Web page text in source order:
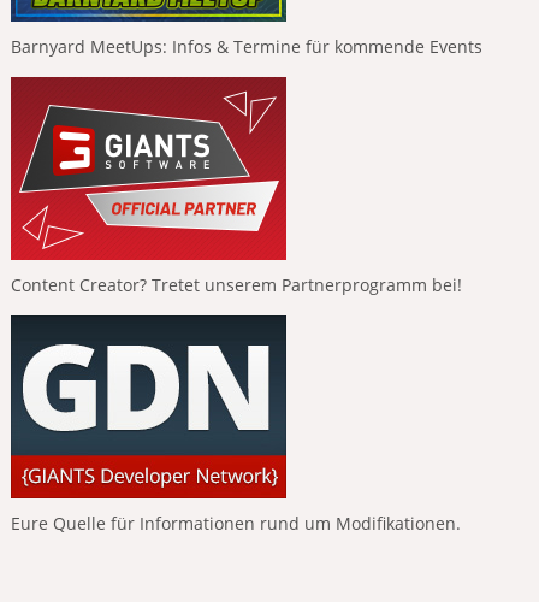
Barnyard MeetUps: Infos & Termine für kommende Events
Content Creator? Tretet unserem Partnerprogramm bei!
Eure Quelle für Informationen rund um Modifikationen.